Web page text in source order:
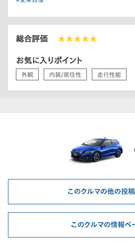
総合評価 ★★★★★
お気に入りポイント
外観 内装/居住性 走行性能
このクルマの他の投
このクルマの情報ペ